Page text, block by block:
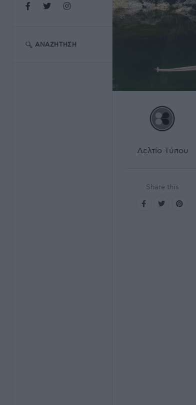
ΑΝΑΖΉΤΗΣΗ
Δελτίο Τύπου
Share this